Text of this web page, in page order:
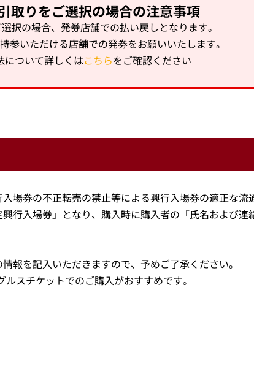
取りをご選択の場合の注意事項
択の場合、発券店舗での払い戻しとなります。
参いただける店舗での発券をお願いいたします。
について詳しくはこちらをご確認ください
場券の不正転売の禁止等による興行入場券の適正な流
行入場券」となり、購入時に購入者の「氏名および連
報を記入いただきますので、予めご了承ください。
スチケットでのご購入がおすすめです。